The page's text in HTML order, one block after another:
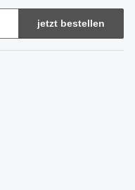
jetzt bestellen